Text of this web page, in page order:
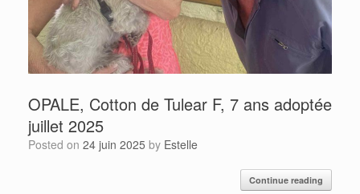
OPALE, Cotton de Tulear F, 7 ans adoptée
juillet 2025
Posted on 24 juin 2025 by Estelle
Continue reading